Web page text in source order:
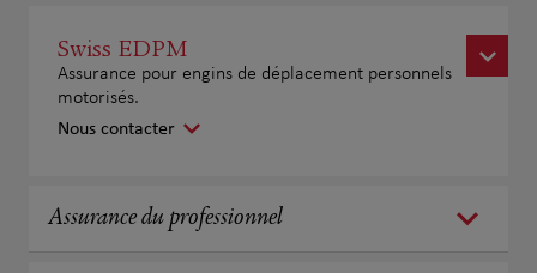
Swiss EDPM
Assurance pour engins de déplacement personnels
motorisés.
Nous contacter
Assurance du professionnel